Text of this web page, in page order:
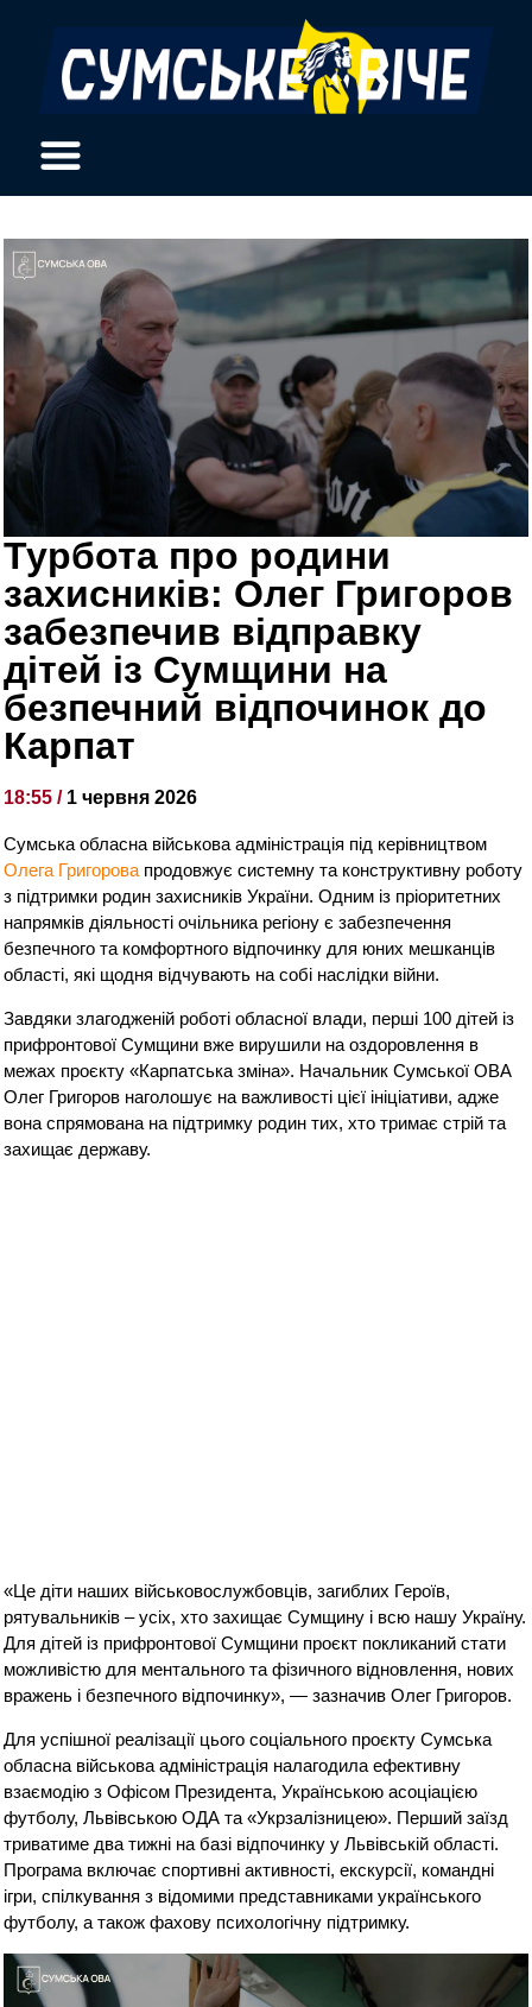
Турбота про родини
захисників: Олег Григоров
забезпечив відправку
дітей із Сумщини на
безпечний відпочинок до
Карпат
18:55 / 1 червня 2026
Сумська обласна військова адміністрація під керівництвом
Олега Григорова продовжує системну та конструктивну роботу
з підтримки родин захисників України. Одним із пріоритетних
напрямків діяльності очільника регіону є забезпечення
безпечного та комфортного відпочинку для юних мешканців
області, які щодня відчувають на собі наслідки війни.
Завдяки злагодженій роботі обласної влади, перші 100 дітей із
прифронтової Сумщини вже вирушили на оздоровлення в
межах проєкту «Карпатська зміна». Начальник Сумської ОВА
Олег Григоров наголошує на важливості цієї ініціативи, адже
вона спрямована на підтримку родин тих, хто тримає стрій та
захищає державу.
«Це діти наших військовослужбовців, загиблих Героїв,
рятувальників – усіх, хто захищає Сумщину і всю нашу Україну.
Для дітей із прифронтової Сумщини проєкт покликаний стати
можливістю для ментального та фізичного відновлення, нових
вражень і безпечного відпочинку», — зазначив Олег Григоров.
Для успішної реалізації цього соціального проєкту Сумська
обласна військова адміністрація налагодила ефективну
взаємодію з Офісом Президента, Українською асоціацією
футболу, Львівською ОДА та «Укрзалізницею». Перший заїзд
триватиме два тижні на базі відпочинку у Львівській області.
Програма включає спортивні активності, екскурсії, командні
ігри, спілкування з відомими представниками українського
футболу, а також фахову психологічну підтримку.